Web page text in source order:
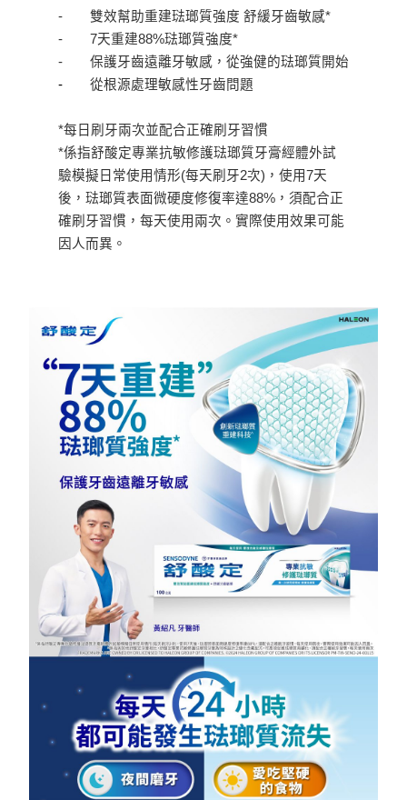
AFTEE先享後付是「在收到商品之後才付款」的支付方式。 讓您購物簡單
１．簡單：不需註冊會員、不需綁卡、不需儲值。
２．便利：只要手機號碼，簡訊認證，即可結帳。
１．於結帳方式選擇「AFTEE先享後付」後，將跳轉至「AFTEE先享後付」
結帳頁面，進行簡訊認證並確認金額後，即可完成結帳。
２．訂單成立數日內，您將收到繳費通知簡訊。
３．收到繳費通知簡訊後14天內，點擊此簡訊中的連結，可透過四大超商／
※ 請注意：結帳手續完成當下不需立刻繳費，但若您需要取消訂單，請聯絡
購買商品的店家。未經商家同意取消之訂單仍視為有效，需透過AFTEE先享
後付繳納相關費用。
※ 交易是否成功請以「AFTEE先享後付 」之結帳頁面顯示為準，若有關於
１．透過由恩沛科技股份有限公司提供之「AFTEE先享後付」服務完成之交
易，需依本服務之必要範圍內提供個人資料，並將交易相關給付款項請求債
權轉讓予恩沛科技股份有限公司。
２．關於個人資料處理事宜，請瀏覽以下網址：
https://aftee.tw/terms/#terms3
３．未成年的使用者請事先徵得法定代理人或監護人之同意方可使用
「AFTEE先享後付」，若未經同意申辦者引起之損失，本公司不負相關責
４．使用「AFTEE先享後付」時，將依據個別帳號之用戶狀況，依本公司即
時審查核予不同之上限額度；若仍有額度不足之情形，本公司將視審查結果
請求用戶進行身份認證。
５．嚴禁一人註冊多個帳號或使用他人資訊註冊。若發現惡意使用之情形，
恩沛科技股份有限公司將有權停止該用戶之使用額度並採取法律行動。
運送方式
全家取貨付款
每筆NT$60，滿NT$799(含以上)免運費
每筆NT$60，滿NT$799(含以上)免運費
7-11取貨(快速到店)
每筆NT$95，滿NT$799(含以上)免運費
每筆NT$150
付款後門市自取
每筆NT$50，滿NT$299(含以上)免運費
- 雙效幫助重建琺瑯質強度 舒緩牙齒敏感*
-
7天重建88%琺瑯質強度*
-
保護牙齒遠離牙敏感，從強健的琺瑯質開始
-
從根源處理敏感性牙齒問題
*每日刷牙兩次並配合正確刷牙習慣
*係指舒酸定專業抗敏修護琺瑯質牙膏經體外試
驗模擬日常使用情形(每天刷牙2次) ，使用7天
後，琺瑯質表面微硬度修復率達88% ，須配合正
確刷牙習慣，每天使用兩次。實際使用效果可能
因人而異。